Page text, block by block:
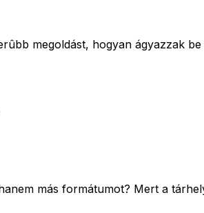
megoldást, hogyan ágyazzak
más formátumot? Mert a